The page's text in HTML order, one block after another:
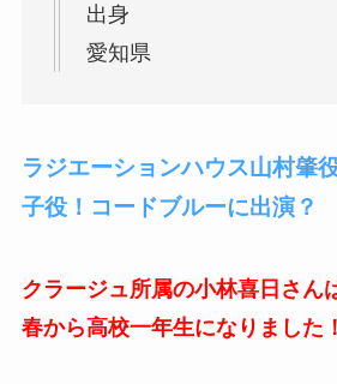
出身
愛知県
ラジエーションハウス山村肇
子役！コードブルーに出演？
クラージュ所属の小林喜日さん
春から高校一年生になりました！